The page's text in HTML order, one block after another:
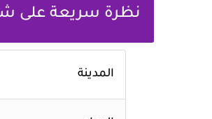
نظرة سريعة على
المدينة